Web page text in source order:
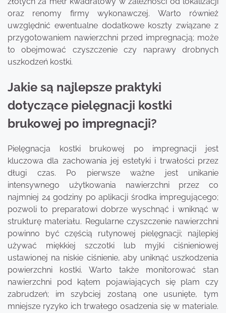
oraz renomy firmy wykonawczej. Warto również
uwzględnić ewentualne dodatkowe koszty związane z
przygotowaniem nawierzchni przed impregnacją; może
to obejmować czyszczenie czy naprawy drobnych
uszkodzeń kostki.
Jakie są najlepsze praktyki
dotyczące pielęgnacji kostki
brukowej po impregnacji?
Pielęgnacja kostki brukowej po impregnacji jest
kluczowa dla zachowania jej estetyki i trwałości przez
długi czas. Po pierwsze ważne jest unikanie
intensywnego użytkowania nawierzchni przez co
najmniej 24 godziny po aplikacji środka impregującego;
pozwoli to preparatowi dobrze wyschnąć i wniknąć w
strukturę materiału. Regularne czyszczenie nawierzchni
powinno być częścią rutynowej pielęgnacji; najlepiej
używać miękkiej szczotki lub myjki ciśnieniowej
ustawionej na niskie ciśnienie, aby uniknąć uszkodzenia
powierzchni kostki. Warto także monitorować stan
nawierzchni pod kątem pojawiających się plam czy
zabrudzeń; im szybciej zostaną one usunięte, tym
mniejsze ryzyko ich trwałego osadzenia się w materiale.